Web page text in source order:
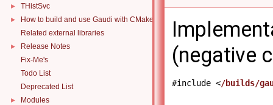
► THistSvc
►
How to build and use Gaudi with CMake
Related external libraries
►
Release Notes
Fix-Me's
Todo List
Deprecated List
► Modules
(negative
#include </builds/